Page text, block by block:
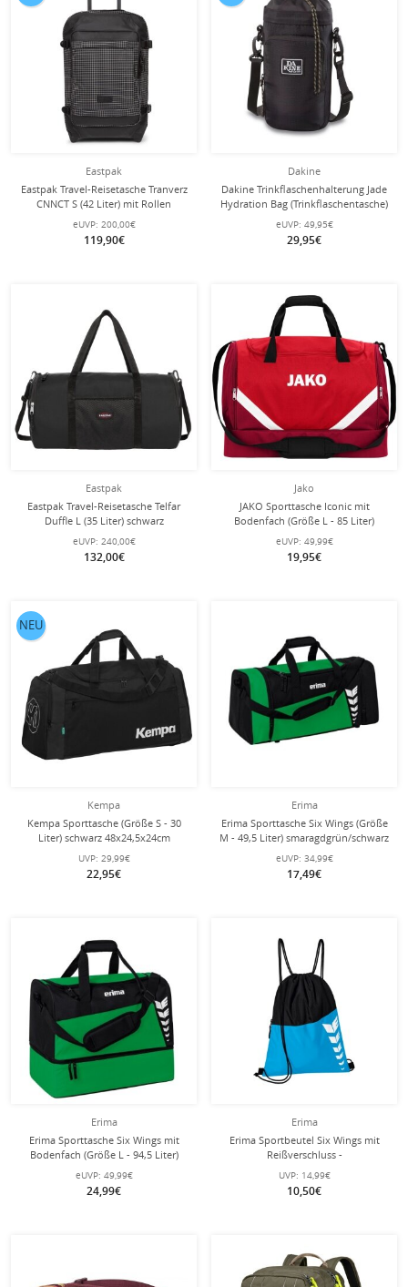
Eastpak
Eastpak Travel-Reisetasche Tranverz
CNNCT S (42 Liter) mit Rollen
Ripstop schwarz
eUVP: 200,00€
119,90€
Dakine
Dakine Trinkflaschenhalterung Jade
Hydration Bag (Trinkflaschentasche)
18x12x29cm schwarz
eUVP: 49,95€
29,95€
Eastpak
Eastpak Travel-Reisetasche Telfar
Duffle L (35 Liter) schwarz
eUVP: 240,00€
132,00€
Jako
JAKO Sporttasche Iconic mit
Bodenfach (Größe L - 85 Liter)
rot/weinrot - 65x30x44cm
eUVP: 49,99€
19,95€
Kempa
Kempa Sporttasche (Größe S - 30
Liter) schwarz 48x24,5x24cm
UVP: 29,99€
22,95€
NEU
Erima
Erima Sporttasche Six Wings (Größe
M - 49,5 Liter) smaragdgrün/schwarz
61x29x28cm
eUVP: 34,99€
17,49€
Erima
Erima Sporttasche Six Wings mit
Bodenfach (Größe L - 94,5 Liter)
smaragdgrün/schwarz 60x35x45cm
eUVP: 49,99€
24,99€
Erima
Erima Sportbeutel Six Wings mit
Reißverschluss -
curacaoblau/schwarz
UVP: 14,99€
10,50€